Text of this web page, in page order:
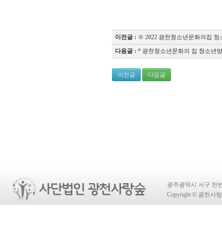
이전글 : ※ 2022 광천청소년문화의집
다음글 : * 광천청소년문화의 집 청소년
이전글 다음글
광주광역시 서구 천
Copyright © 광천사